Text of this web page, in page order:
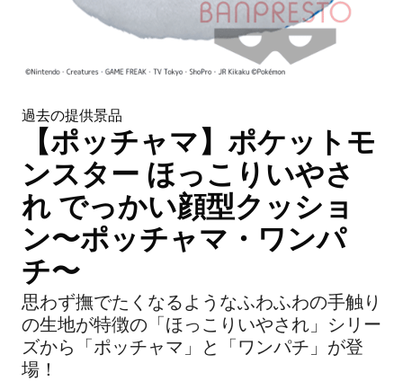
過去の提供景品
【ポッチャマ】ポケットモ
ンスター ほっこりいやさ
れ でっかい顔型クッショ
ン〜ポッチャマ・ワンパ
チ〜
思わず撫でたくなるようなふわふわの手触り
の生地が特徴の「ほっこりいやされ」シリー
ズから「ポッチャマ」と「ワンパチ」が登
場！